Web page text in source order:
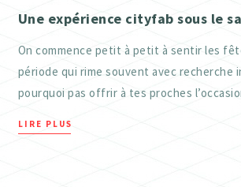
Une expérience cityfab sous le
On commence petit à petit à sentir les
période qui rime souvent avec recherche
pourquoi pas offrir à tes proches
LIRE PLUS